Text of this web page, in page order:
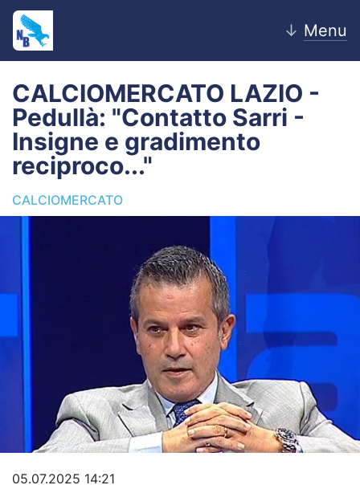
↓ Menu
Home
News
Editoriale
Settore Giovanile
CALCIOMERCATO LAZIO -
Pedullà: "Contatto Sarri -
Insigne e gradimento
reciproco..."
CALCIOMERCATO
05.07.2025 14:21